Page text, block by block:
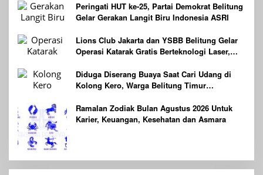
Peringati HUT ke-25, Partai Demokrat Belitung
Gelar Gerakan Langit Biru Indonesia ASRI
Lions Club Jakarta dan YSBB Belitung Gelar
Operasi Katarak Gratis Berteknologi Laser,
Diduga Diserang Buaya Saat Cari Udang di
Kolong Kero, Warga Belitung Timur
Ramalan Zodiak Bulan Agustus 2026 Untuk
Karier, Keuangan, Kesehatan dan Asmara